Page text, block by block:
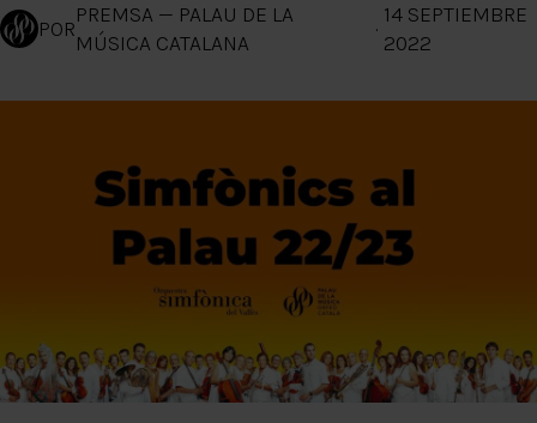
POR
PREMSA — PALAU DE LA
MÚSICA CATALANA
·
14 SEPTIEMBRE
2022